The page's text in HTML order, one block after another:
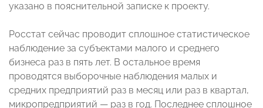
указано в пояснительной записке к проекту.
Росстат сейчас проводит сплошное статистическое
наблюдение за субъектами малого и среднего
бизнеса раз в пять лет. В остальное время
проводятся выборочные наблюдения малых и
средних предприятий раз в месяц или раз в квартал,
микропредприятий — раз в год. Последнее сплошное